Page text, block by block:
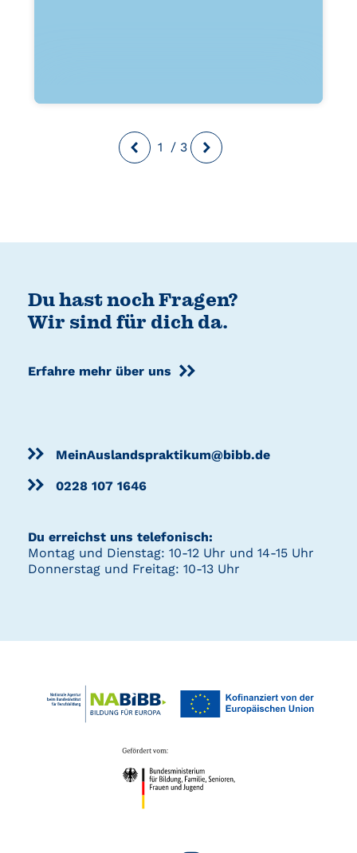
1 / 3
Du hast noch Fragen?
Wir sind für dich da.
Erfahre mehr über uns
MeinAuslandspraktikum@bibb.de
0228 107 1646
Du erreichst uns telefonisch:
Montag und Dienstag: 10-12 Uhr und 14-15 Uhr
Donnerstag und Freitag: 10-13 Uhr